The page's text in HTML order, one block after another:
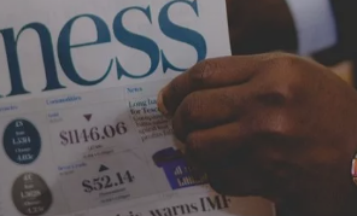
2026. The conference is intended for
everyone involved in the semiconductor
industry, including engineers, professional
experts, and senior executives.
לחץ לפרטים